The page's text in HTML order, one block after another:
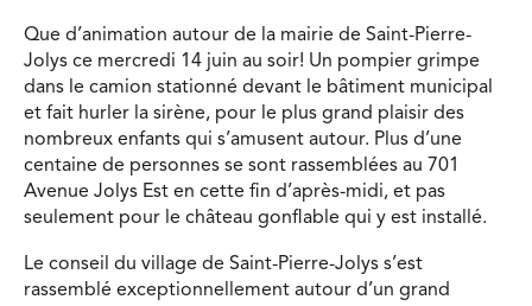
Que d’animation autour de la mairie de Saint-Pierre-
Jolys ce mercredi 14 juin au soir! Un pompier grimpe
dans le camion stationné devant le bâtiment municipal
et fait hurler la sirène, pour le plus grand plaisir des
nombreux enfants qui s’amusent autour. Plus d’une
centaine de personnes se sont rassemblées au 701
Avenue Jolys Est en cette fin d’après-midi, et pas
seulement pour le château gonflable qui y est installé.
Le conseil du village de Saint-Pierre-Jolys s’est
rassemblé exceptionnellement autour d’un grand